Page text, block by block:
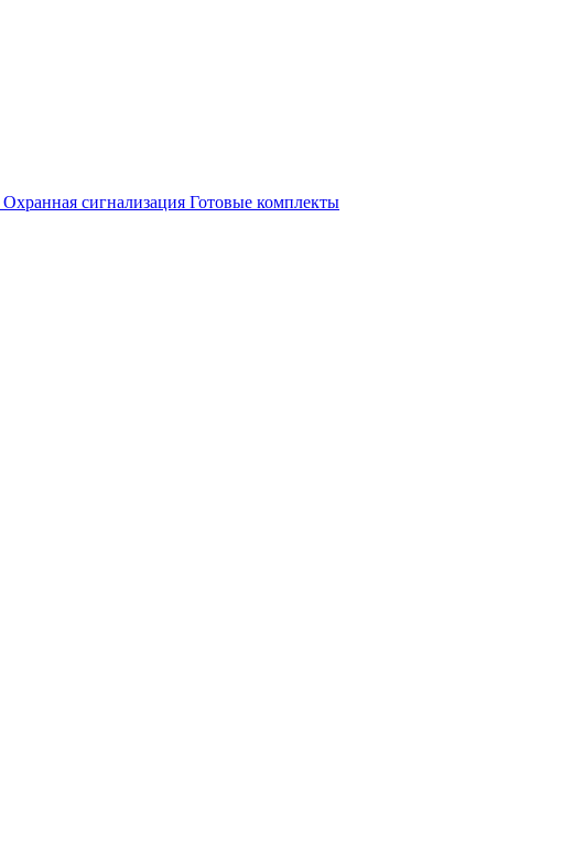
Охранная сигнализация Готовые комплекты